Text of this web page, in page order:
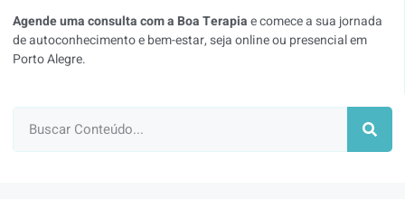
Agende uma consulta com a Boa Terapiae comece a sua jornada
de autoconhecimento e bem-estar, seja online ou presencial em
Porto Alegre.